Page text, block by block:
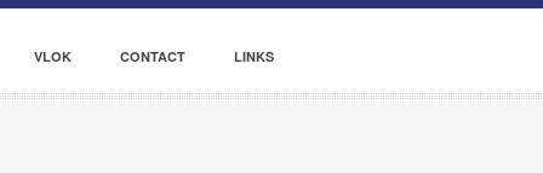
VLOK CONTACT LINKS